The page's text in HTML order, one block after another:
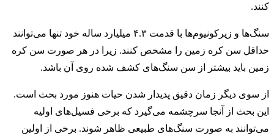
کنند.
سنگ‌ها و زیرکونیوم‌ها با قدمت ۴.۳ میلیارد ساله خود تنها می‌توانند
حداقل سن کره زمین را مشخص کنند. زیرا در هر صورت سن کره
زمین باید بیشتر از سن سنگ‌های کشف شده روی آن باشد.
از سوی دیگر زمان دقیق پدیدار شدن حیات هنوز مورد بحث است.
این بحث از آنجا سرچشمه می‌گیرد که برخی فسیل‌های اولیه
می‌توانند به صورت سنگ‌های طبیعی ظاهر شوند. برخی از اولین